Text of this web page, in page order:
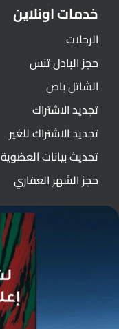
خدمات اونلاين
الرحلات
حجز البادل تنس
الشاتل باص
تجديد الاشتراك
تجديد الاشتراك للغير
تحديث بيانات العضوية
حجز الشهر العقاري